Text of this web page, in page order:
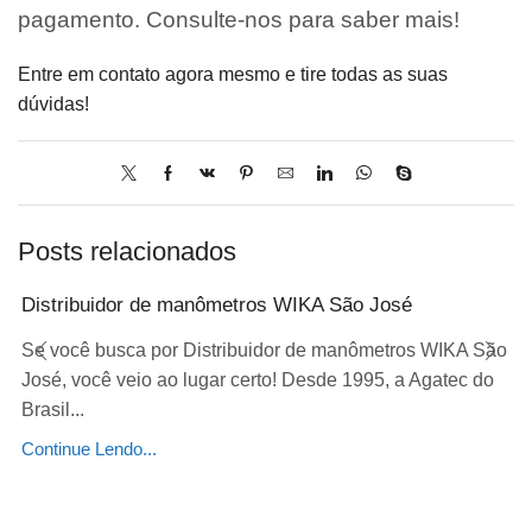
pagamento. Consulte-nos para saber mais!
Entre em contato agora mesmo e tire todas as suas
dúvidas!
Posts relacionados
Distribuidor de manômetros WIKA São José
Se você busca por Distribuidor de manômetros WIKA São
José, você veio ao lugar certo! Desde 1995, a Agatec do
Brasil...
Continue Lendo...